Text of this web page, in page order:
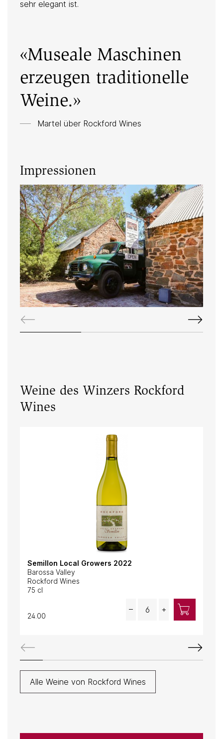
sehr elegant ist.
«Museale Maschinen
erzeugen traditionelle
Weine.»
Martel über Rockford Wines
Impressionen
Weine des Winzers Rockford
Wines
Semillon Local Growers 2022
Barossa Valley
Rockford Wines
75 cl
24.00
– +
Alle Weine von Rockford Wines